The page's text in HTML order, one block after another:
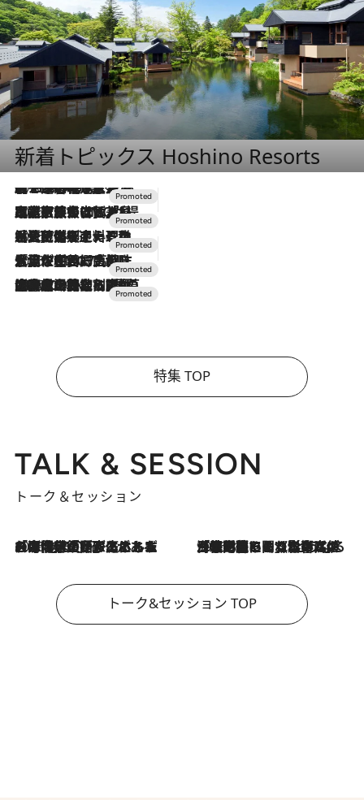
新着トピックス Hoshino Resorts
2026.8.7
【トンボの足水浴】ヒノキの香りに包まれて涼感マックス！約13℃の湧水かけ流しを避暑地「星野温泉 トンボの湯」で体験
2026.7.31
【ホテル帰省】という選択肢をOMOが提案。家族とほどよい距離を保つには「昼は実家、夜は気兼ねなくホテルで！」
2026.7.24
【夏限定ディナーコース】旬を迎える稚鮎や花ズッキーニなどをイタリア・トスカーナの郷土料理の手法で満喫！
2026.7.17
「土佐和ハーブかき氷」がOMO7高知に登場！生姜、山椒、大葉など目にも舌にも涼を呼ぶ郷土の味
2026.7.10
NEW OPEN！【界 草津】名湯の地に誕生。趣の異なる2種の温泉と上州ならではの会席・蕎麦割烹など美食を味わう究極の癒やし旅
特集 TOP
TALK & SESSION
トーク＆セッション
2026.8.3
「今後値上げがあるとすれば…」「リスクがあるのは今年の冬」エネルギー専門家が語る、ホルムズ海峡封鎖が家庭にもたらす“ある心配” 2026.8.3
「住宅建てられない…」「サーチャージ料の高値が続いている」ホルムズ海峡封鎖による影響はいつまで続く？《エネルギー専門家に聞く“どうなる日本の暮らし”》
トーク&セッション TOP